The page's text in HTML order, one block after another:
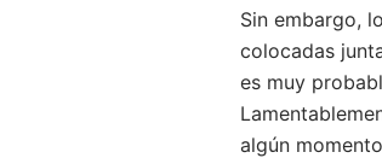
Sin embargo,
colocadas
es muy
algún